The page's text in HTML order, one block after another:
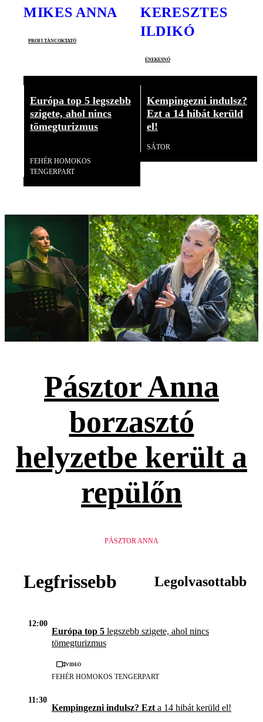
MIKES ANNA
profi táncoktató
KERESZTES
ILDIKÓ
énekesnő
Európa top 5 legszebb
szigete, ahol nincs
tömegturizmus
FEHÉR HOMOKOS
TENGERPART
Kempingezni indulsz?
Ezt a 14 hibát kerüld
el!
SÁTOR
Pásztor Anna
borzasztó
helyzetbe került a
repülőn
PÁSZTOR ANNA
Legfrissebb Legolvasottabb
12:00
Európa top 5 legszebb szigete, ahol nincs
tömegturizmus
Videó
FEHÉR HOMOKOS TENGERPART
11:30
Kempingezni indulsz? Ezt a 14 hibát kerüld el!